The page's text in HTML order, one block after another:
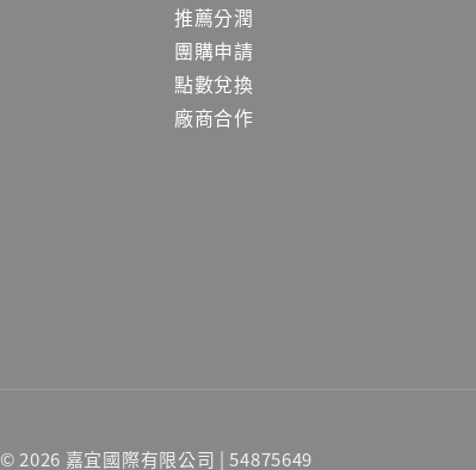
推薦分潤
團購申請
點數兌換
廠商合作
© 2026 嘉宜國際有限公司 | 54875649